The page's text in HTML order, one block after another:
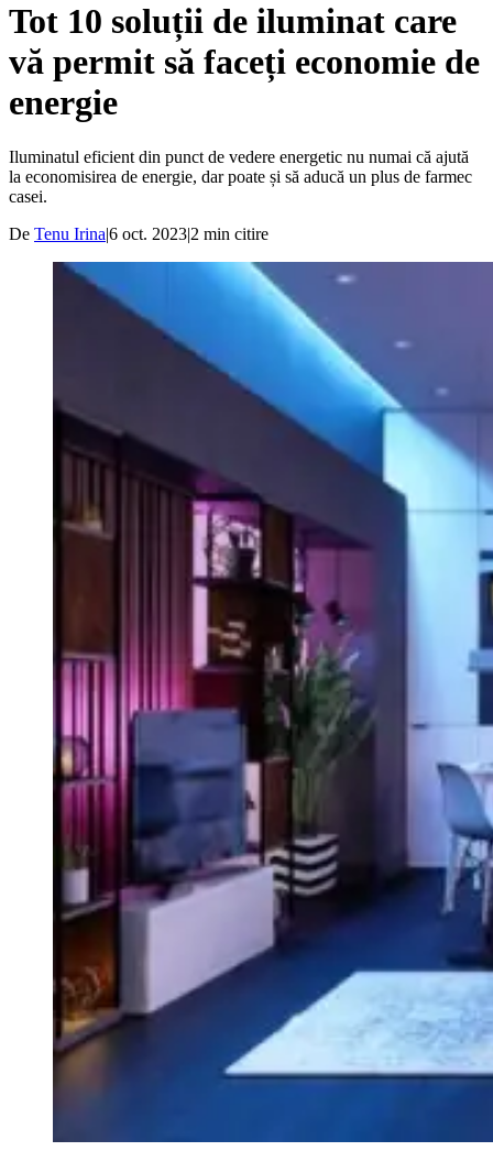
Tot 10 soluții de iluminat care
vă permit să faceți economie de
energie
Iluminatul eficient din punct de vedere energetic nu numai că ajută
la economisirea de energie, dar poate și să aducă un plus de farmec
casei.
De Tenu Irina|6 oct. 2023|2 min citire